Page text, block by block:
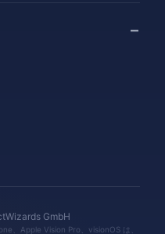
GmbH
、Apple Vision Pro、visionOS は、